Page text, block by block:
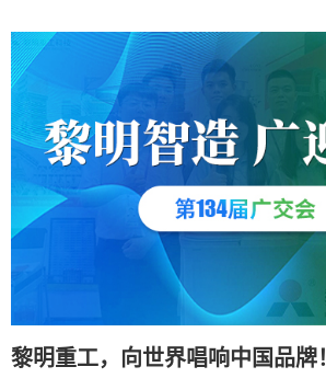
黎明重工，向世界唱响中国品牌！